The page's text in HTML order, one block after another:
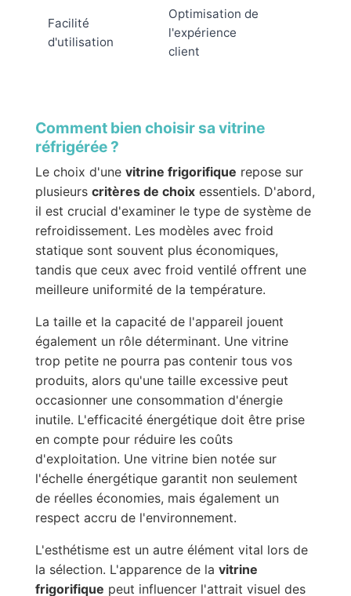
Facilité
d'utilisation
Optimisation de
l'expérience
client
Comment bien choisir sa vitrine
réfrigérée ?
Le choix d'une vitrine frigorifique repose sur
plusieurs critères de choixessentiels. D'abord,
il est crucial d'examiner le type de système de
refroidissement. Les modèles avec froid
statique sont souvent plus économiques,
tandis que ceux avec froid ventilé offrent une
meilleure uniformité de la température.
La taille et la capacité de l'appareil jouent
également un rôle déterminant. Une vitrine
trop petite ne pourra pas contenir tous vos
produits, alors qu'une taille excessive peut
occasionner une consommation d'énergie
inutile. L'efficacité énergétique doit être prise
en compte pour réduire les coûts
d'exploitation. Une vitrine bien notée sur
l'échelle énergétique garantit non seulement
de réelles économies, mais également un
respect accru de l'environnement.
L'esthétisme est un autre élément vital lors de
la sélection. L'apparence de la vitrine
frigorifique peut influencer l'attrait visuel des